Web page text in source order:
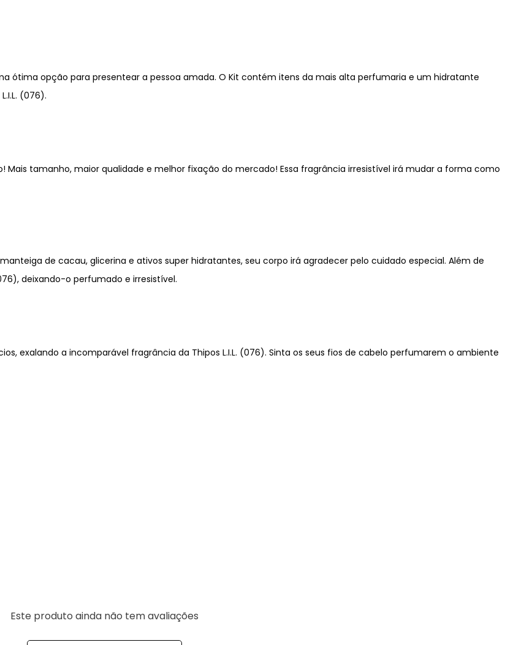
ótima opção para presentear a pessoa amada. O Kit contém itens da mais alta perfumaria e um hidratante
(076).
Mais tamanho, maior qualidade e melhor fixação do mercado! Essa fragrância irresistível irá mudar a forma como
de cacau, glicerina e ativos super hidratantes, seu corpo irá agradecer pelo cuidado especial. Além de
deixando-o perfumado e irresistível.
exalando a incomparável fragrância da Thipos L.I.L. (076). Sinta os seus fios de cabelo perfumarem o ambiente
Este produto ainda não tem avaliações